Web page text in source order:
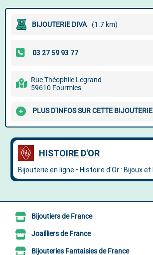
BIJOUTERIE DIVA (1.7 km)
Rue Théophile Legrand
59610 Fourmies
PLUS D'INFOS SUR CETTE BIJOUTERIE
Bijoutiers de France
Joailliers de France
Bijouteries Fantaisies de France